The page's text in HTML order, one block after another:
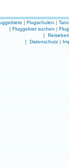
| Flugschulen |
[ Fluggebiet suchen |
[
[ Datenschutz |